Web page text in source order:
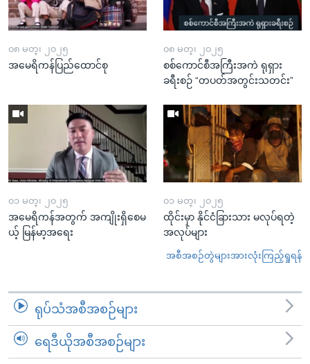
၀၈ မတ္၊ ၂၀၂၅
အမေရိကန်ပြည်ထောင်စု
၀၈ မတ္၊ ၂၀၂၅
စစ်ကောင်စီအကြီးအကဲ ရုရှား
ခရီးစဉ် “တပတ်အတွင်းသတင်း”
၀၁ မတ္၊ ၂၀၂၅
အမေရိကန်အတွက် အကျိုးရှိစေမ
ယ့် မြန်မာ့အရေး
၀၁ မတ္၊ ၂၀၂၅
ထိုင်းမှာ နိုင်ငံခြားသား မလုပ်ရတဲ့
အလုပ်များ
အစီအစဉ်တွဲများအားလုံးကြည့်ရှုရန်
ရုပ်သံအစီအစဉ်များ
ရေဒီယိုအစီအစဉ်များ